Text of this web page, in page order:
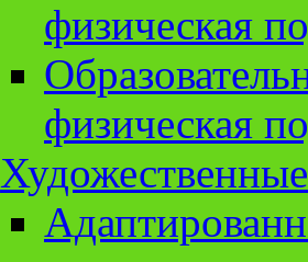
физическая
физическая
Художественные